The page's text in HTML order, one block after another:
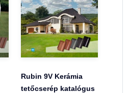
Rubin 9V Kerámia
tetőcserép katalógus